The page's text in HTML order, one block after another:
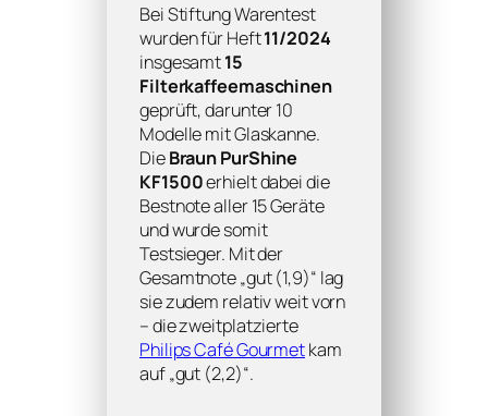
Bei Stiftung Warentest
wurden für Heft11/2024
insgesamt15
Filterkaffeemaschinen
geprüft, darunter 10
Modelle mit Glaskanne.
DieBraun PurShine
KF1500erhielt dabei die
Bestnote aller 15 Geräte
und wurde somit
Testsieger. Mit der
Gesamtnote „gut (1,9)“ lag
sie zudem relativ weit vorn
– die zweitplatzierte
Philips Café Gourmetkam
auf „gut (2,2)“.